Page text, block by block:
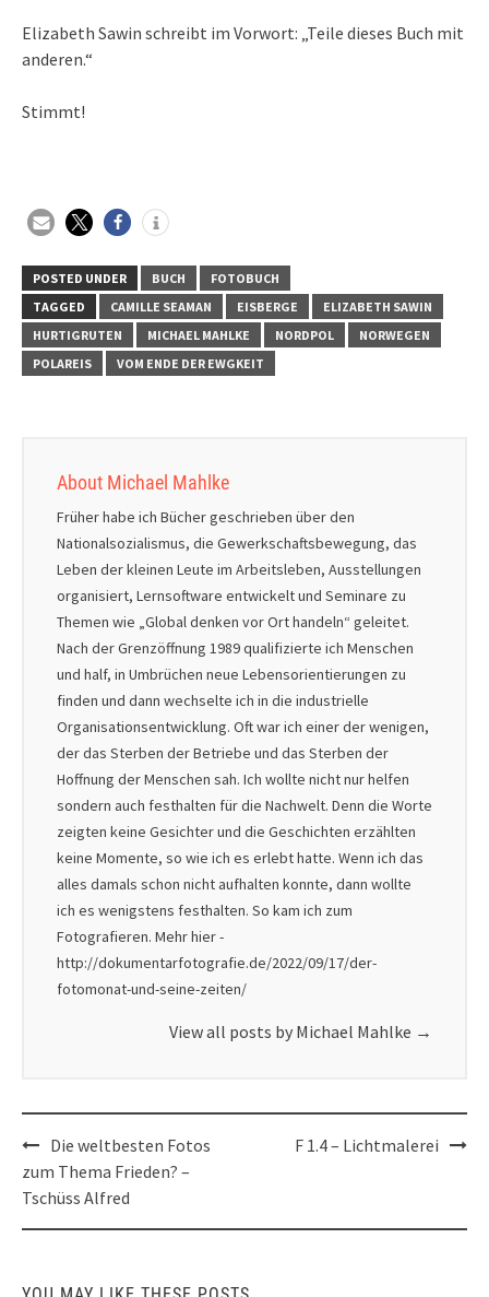
Elizabeth Sawin schreibt im Vorwort: „Teile dieses Buch mit
anderen.“
Stimmt!
POSTED UNDER BUCH
FOTOBUCH
TAGGED
CAMILLE SEAMAN EISBERGE
ELIZABETH SAWIN
HURTIGRUTEN
MICHAEL MAHLKE NORDPOL
NORWEGEN
POLAREIS
VOM ENDE DER EWGKEIT
About Michael Mahlke
Früher habe ich Bücher geschrieben über den
Nationalsozialismus, die Gewerkschaftsbewegung, das
Leben der kleinen Leute im Arbeitsleben, Ausstellungen
organisiert, Lernsoftware entwickelt und Seminare zu
Themen wie „Global denken vor Ort handeln“ geleitet.
Nach der Grenzöffnung 1989 qualifizierte ich Menschen
und half, in Umbrüchen neue Lebensorientierungen zu
finden und dann wechselte ich in die industrielle
Organisationsentwicklung. Oft war ich einer der wenigen,
der das Sterben der Betriebe und das Sterben der
Hoffnung der Menschen sah. Ich wollte nicht nur helfen
sondern auch festhalten für die Nachwelt. Denn die Worte
zeigten keine Gesichter und die Geschichten erzählten
keine Momente, so wie ich es erlebt hatte. Wenn ich das
alles damals schon nicht aufhalten konnte, dann wollte
ich es wenigstens festhalten. So kam ich zum
Fotografieren. Mehr hier -
http://dokumentarfotografie.de/2022/09/17/der-
fotomonat-und-seine-zeiten/
View all posts by Michael Mahlke →
Post
navigation
Die weltbesten Fotos
zum Thema Frieden? –
Tschüss Alfred
F 1.4 – Lichtmalerei